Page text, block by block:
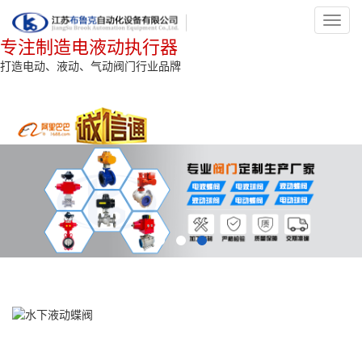
专注制造电液动执行器
打造电动、液动、气动阀门行业品牌